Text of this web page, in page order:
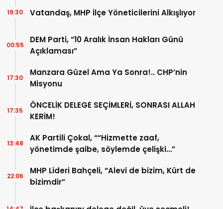
Vatandaş, MHP İlçe Yöneticilerini Alkışlıyor
19:30
DEM Parti, “10 Aralık İnsan Hakları Günü
Açıklaması”
00:55
Manzara Güzel Ama Ya Sonra!.. CHP’nin
Misyonu
17:30
ÖNCELİK DELEGE SEÇİMLERİ, SONRASI ALLAH
KERİM!
17:35
AK Partili Çokal, ““Hizmette zaaf,
yönetimde şaibe, söylemde çelişki…”
13:48
MHP Lideri Bahçeli, “Alevi de bizim, Kürt de
bizimdir”
22:06